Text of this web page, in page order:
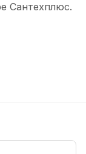
Сантехплюс.